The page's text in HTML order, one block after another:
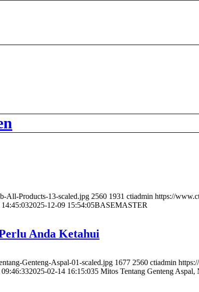
All-Products-13-scaled.jpg 2560 1931 ctiadmin https://
2025-12-09 15:54:05BASEMASTER
Anda Ketahui
Genteng-Aspal-01-scaled.jpg 1677 2560 ctiadmin
2025-02-14 16:15:035 Mitos Tentang Genteng